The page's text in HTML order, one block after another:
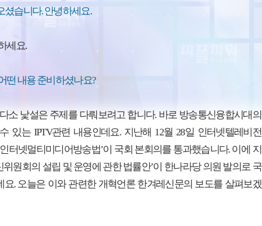
셨습니다. 안녕하세요.
세요.
떤 내용 준비하셨나요?
소 낯설은 주제를 다뤄보려고 합니다. 바로 방송통신융합시대의
있는 IPTV관련 내용인데요. 지난해 12월 28일 인터넷텔레비전
터넷멀티미디어방송법’이 국회 본회의를 통과했습니다. 이에 지
위원회의 설립 및 운영에 관한 법률안’이 한나라당 의원 발의로 국
요. 오늘은 이와 관련한 개혁언론 한겨레신문의 보도를 살펴보겠